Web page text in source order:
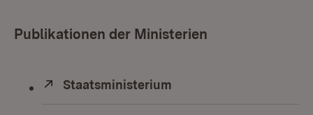
Publikationen der Ministerien
Extern:
Staatsministerium